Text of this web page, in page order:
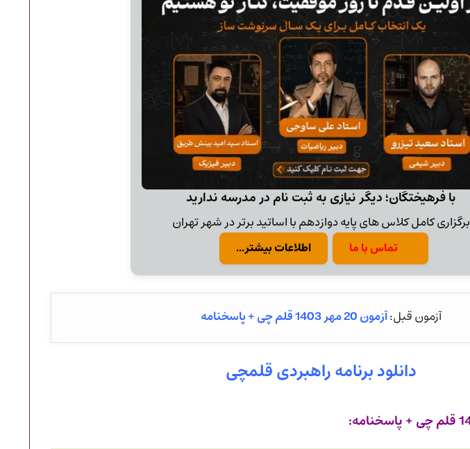
با فرهیختگان؛ دیگر نیازی به ثبت نام در مدرسه ندارید
برگزاری کامل کلاس های پایه دوازدهم با اساتید برتر در شهر تهران
تماس با ما اطلاعات بیشتر...
آزمون قبل:آزمون 20 مهر 1403 قلم چی + پاسخنامه
دانلود برنامه راهبردی قلمچی